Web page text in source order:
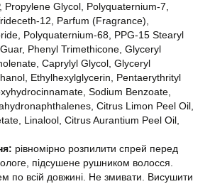
Propylene Glycol, Polyquaternium-7,
12, Parfum (Fragrance),
Polyquaternium-68, PPG-15 Stearyl
Phenyl Trimethicone, Glyceryl
Caprylyl Glycol, Glyceryl
Ethylhexylglycerin, Pentaerythrityl
Sodium Benzoate,
Citrus Limon Peel Oil,
Linalool, Citrus Aurantium Peel Oil,
рівномірно розпилити спрей перед
підсушене рушником волосся.
по всій довжині. Не змивати. Висушити